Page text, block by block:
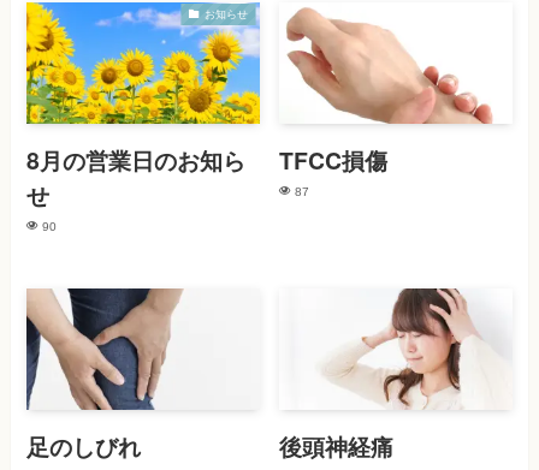
お知らせ
8月の営業日のお知ら
せ
90
TFCC損傷
87
足のしびれ 後頭神経痛